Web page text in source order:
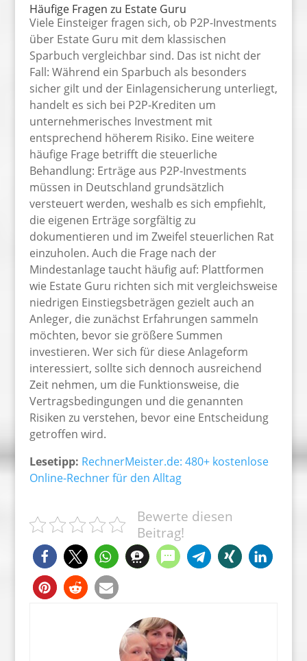
Häufige Fragen zu Estate Guru
Viele Einsteiger fragen sich, ob P2P-Investments
über Estate Guru mit dem klassischen
Sparbuch vergleichbar sind. Das ist nicht der
Fall: Während ein Sparbuch als besonders
sicher gilt und der Einlagensicherung unterliegt,
handelt es sich bei P2P-Krediten um
unternehmerisches Investment mit
entsprechend höherem Risiko. Eine weitere
häufige Frage betrifft die steuerliche
Behandlung: Erträge aus P2P-Investments
müssen in Deutschland grundsätzlich
versteuert werden, weshalb es sich empfiehlt,
die eigenen Erträge sorgfältig zu
dokumentieren und im Zweifel steuerlichen Rat
einzuholen. Auch die Frage nach der
Mindestanlage taucht häufig auf: Plattformen
wie Estate Guru richten sich mit vergleichsweise
niedrigen Einstiegsbeträgen gezielt auch an
Anleger, die zunächst Erfahrungen sammeln
möchten, bevor sie größere Summen
investieren. Wer sich für diese Anlageform
interessiert, sollte sich dennoch ausreichend
Zeit nehmen, um die Funktionsweise, die
Vertragsbedingungen und die genannten
Risiken zu verstehen, bevor eine Entscheidung
getroffen wird.
Lesetipp: RechnerMeister.de: 480+ kostenlose
Online-Rechner für den Alltag
Bewerte diesen
Beitrag!